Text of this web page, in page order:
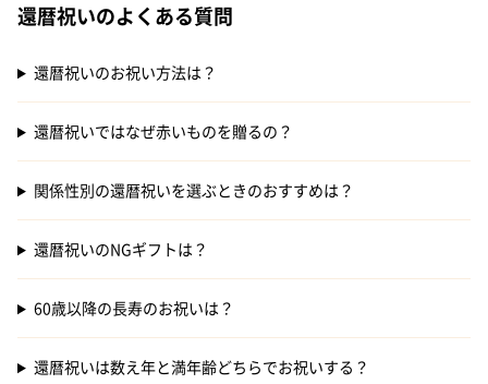
還暦祝いのよくある質問
還暦祝いのお祝い方法は？
還暦祝いではなぜ赤いものを贈るの？
関係性別の還暦祝いを選ぶときのおすすめは？
還暦祝いのNGギフトは？
60歳以降の長寿のお祝いは？
還暦祝いは数え年と満年齢どちらでお祝いする？